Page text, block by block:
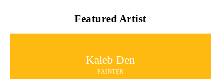
Featured Artist
Kaleb Đen
PAINTER